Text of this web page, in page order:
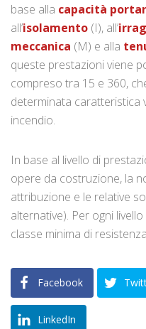
base alla capacità
all’isolamento (I), all’
meccanica (M) e alla
queste prestazioni viene
compreso tra 15 e 360,
determinata caratteristica
incendio.
In base al livello di
opere da costruzione, la
attribuzione e le relative
alternative). Per ogni
classe minima di
Facebook
LinkedIn